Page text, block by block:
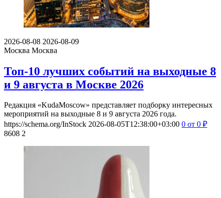
2026-08-08 2026-08-09
Москва Москва
Топ-10 лучших событий на выходные 8
и 9 августа в Москве 2026
Редакция «KudaMoscow» представляет подборку интересных
мероприятий на выходные 8 и 9 августа 2026 года.
https://schema.org/InStock 2026-08-05T12:38:00+03:00 0 от 0 ₽
8608 2